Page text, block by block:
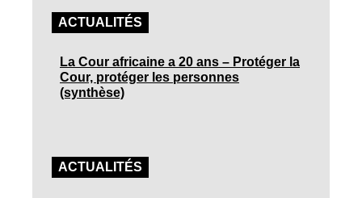
ACTUALITÉS
La Cour africaine a 20 ans – Protéger la
Cour, protéger les personnes
(synthèse)
ACTUALITÉS